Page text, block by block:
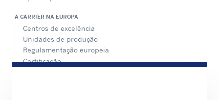
A CARRIER NA EUROPA
Centros de excelência
Unidades de produção
Regulamentação europeia
Certificação